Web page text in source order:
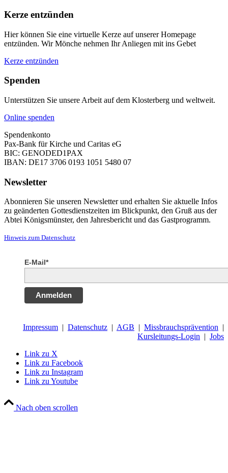
Kerze entzünden
Hier können Sie eine virtuelle Kerze auf unserer Homepage
entzünden. Wir Mönche nehmen Ihr Anliegen mit ins Gebet
Kerze entzünden
Spenden
Unterstützen Sie unsere Arbeit auf dem Klosterberg und weltweit.
Online spenden
Spendenkonto
Pax-Bank für Kirche und Caritas eG
BIC: GENODED1PAX
IBAN: DE17 3706 0193 1051 5480 07
Newsletter
Abonnieren Sie unseren Newsletter und erhalten Sie aktuelle Infos
zu geänderten Gottesdienstzeiten im Blickpunkt, den Gruß aus der
Abtei Königsmünster, den Jahresbericht und das Gastprogramm.
Hinweis zum Datenschutz
E-Mail*
Anmelden
Impressum | Datenschutz | AGB | Missbrauchsprävention |
Kursleitungs-Login | Jobs
Link zu X
Link zu Facebook
Link zu Instagram
Link zu Youtube
Nach oben scrollen